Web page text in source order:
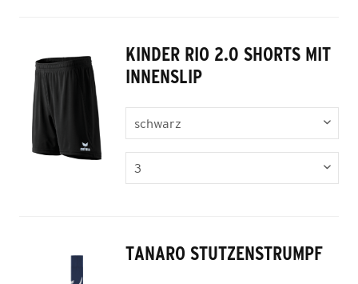
KINDER RIO 2.0 SHORTS MIT
INNENSLIP
TANARO STUTZENSTRUMPF